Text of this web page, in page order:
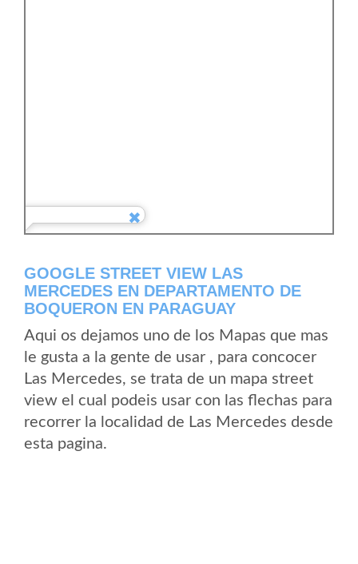
GOOGLE STREET VIEW LAS
MERCEDES EN DEPARTAMENTO DE
BOQUERON EN PARAGUAY
Aqui os dejamos uno de los Mapas que mas
le gusta a la gente de usar , para concocer
Las Mercedes, se trata de un mapa street
view el cual podeis usar con las flechas para
recorrer la localidad de Las Mercedes desde
esta pagina.